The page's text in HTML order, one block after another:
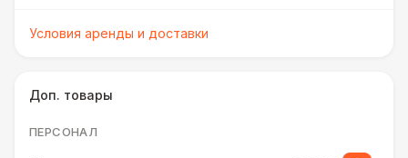
Условия аренды и доставки
Доп. товары
ПЕРСОНАЛ